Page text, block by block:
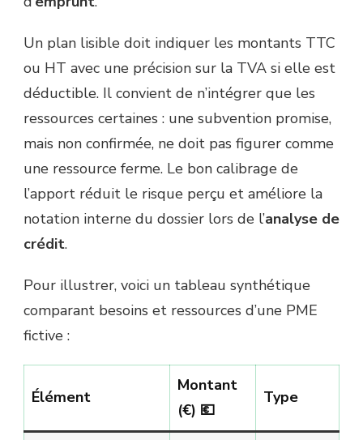
Un plan lisible doit indiquer les montants TTC
ou HT avec une précision sur la TVA si elle est
déductible. Il convient de n’intégrer que les
ressources certaines : une subvention promise,
mais non confirmée, ne doit pas figurer comme
une ressource ferme. Le bon calibrage de
l’apport réduit le risque perçu et améliore la
notation interne du dossier lors de l’analyse de
crédit.
Pour illustrer, voici un tableau synthétique
comparant besoins et ressources d’une PME
fictive :
Élément
Montant
(€) 💶
Type